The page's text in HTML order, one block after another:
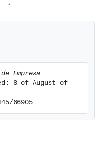
Empresa
8 of August of
66905